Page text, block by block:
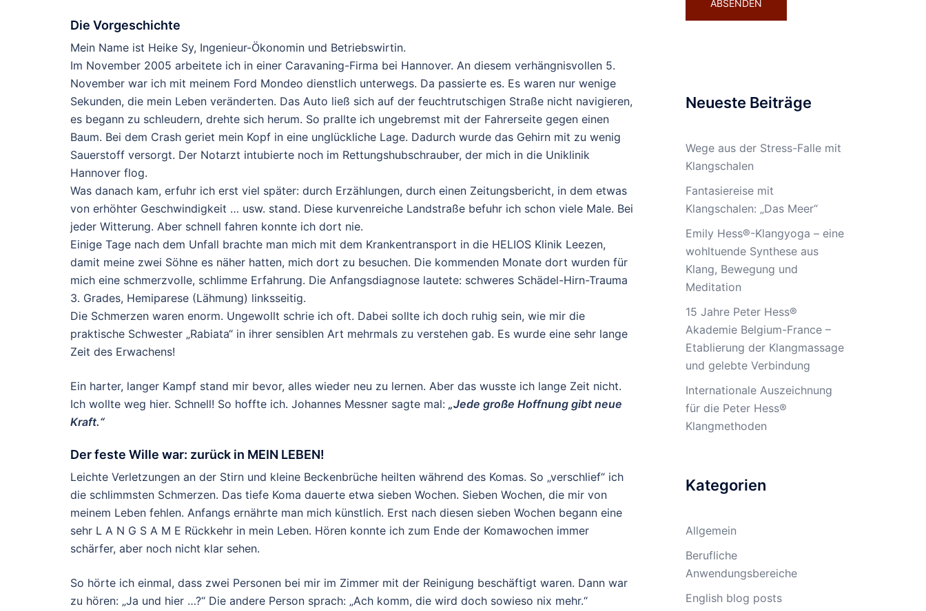
Die Vorgeschichte
Mein Name ist Heike Sy, Ingenieur-Ökonomin und Betriebswirtin.
Im November 2005 arbeitete ich in einer Caravaning-Firma bei Hannover. An diesem verhängnisvollen 5.
November war ich mit meinem Ford Mondeo dienstlich unterwegs. Da passierte es. Es waren nur wenige
Sekunden, die mein Leben veränderten. Das Auto ließ sich auf der feuchtrutschigen Straße nicht navigieren,
es begann zu schleudern, drehte sich herum. So prallte ich ungebremst mit der Fahrerseite gegen einen
Baum. Bei dem Crash geriet mein Kopf in eine unglückliche Lage. Dadurch wurde das Gehirn mit zu wenig
Sauerstoff versorgt. Der Notarzt intubierte noch im Rettungshubschrauber, der mich in die Uniklinik
Hannover flog.
Was danach kam, erfuhr ich erst viel später: durch Erzählungen, durch einen Zeitungsbericht, in dem etwas
von erhöhter Geschwindigkeit … usw. stand. Diese kurvenreiche Landstraße befuhr ich schon viele Male. Bei
jeder Witterung. Aber schnell fahren konnte ich dort nie.
Einige Tage nach dem Unfall brachte man mich mit dem Krankentransport in die HELIOS Klinik Leezen,
damit meine zwei Söhne es näher hatten, mich dort zu besuchen. Die kommenden Monate dort wurden für
mich eine schmerzvolle, schlimme Erfahrung. Die Anfangsdiagnose lautete: schweres Schädel-Hirn-Trauma
3. Grades, Hemiparese (Lähmung) linksseitig.
Die Schmerzen waren enorm. Ungewollt schrie ich oft. Dabei sollte ich doch ruhig sein, wie mir die
praktische Schwester „Rabiata“ in ihrer sensiblen Art mehrmals zu verstehen gab. Es wurde eine sehr lange
Zeit des Erwachens!
Ein harter, langer Kampf stand mir bevor, alles wieder neu zu lernen. Aber das wusste ich lange Zeit nicht.
Ich wollte weg hier. Schnell! So hoffte ich. Johannes Messner sagte mal: „Jede große Hoffnung gibt neue
Kraft.“
Der feste Wille war: zurück in MEIN LEBEN!
Leichte Verletzungen an der Stirn und kleine Beckenbrüche heilten während des Komas. So „verschlief“ ich
die schlimmsten Schmerzen. Das tiefe Koma dauerte etwa sieben Wochen. Sieben Wochen, die mir von
meinem Leben fehlen. Anfangs ernährte man mich künstlich. Erst nach diesen sieben Wochen begann eine
sehr L A N G S A M E Rückkehr in mein Leben. Hören konnte ich zum Ende der Komawochen immer
schärfer, aber noch nicht klar sehen.
So hörte ich einmal, dass zwei Personen bei mir im Zimmer mit der Reinigung beschäftigt waren. Dann war
zu hören: „Ja und hier …?“ Die andere Person sprach: „Ach komm, die wird doch sowieso nix mehr.“
Neueste Beiträge
Wege aus der Stress-Falle mit
Klangschalen
Fantasiereise mit
Klangschalen: „Das Meer“
Emily Hess®-Klangyoga – eine
wohltuende Synthese aus
Klang, Bewegung und
Meditation
15 Jahre Peter Hess®
Akademie Belgium-France –
Etablierung der Klangmassage
und gelebte Verbindung
Internationale Auszeichnung
für die Peter Hess®
Klangmethoden
Kategorien
Allgemein
Berufliche
Anwendungsbereiche
English blog posts